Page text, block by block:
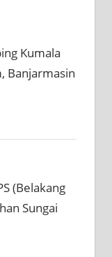
Kumala
Banjarmasin
(Belakang
Sungai